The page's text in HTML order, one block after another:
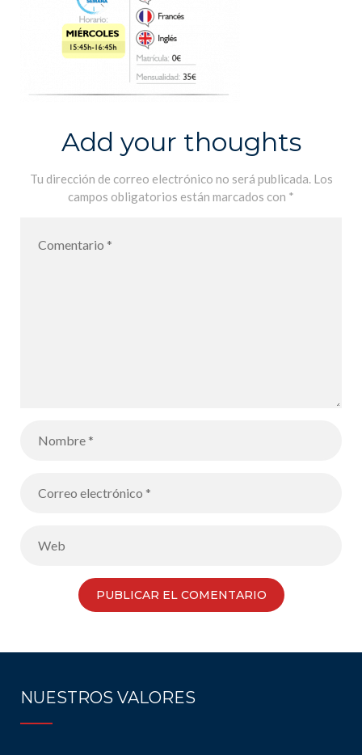
Add your thoughts
Tu dirección de correo electrónico no será publicada. Los
campos obligatorios están marcados con *
NUESTROS VALORES